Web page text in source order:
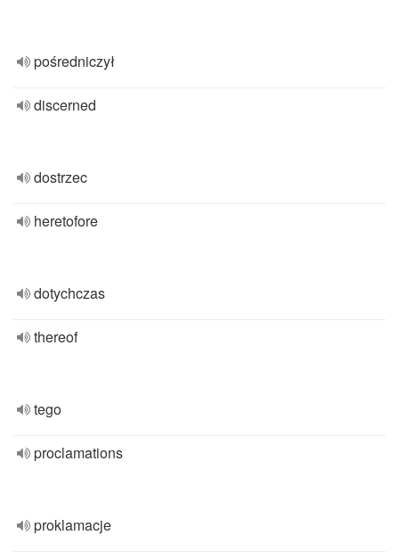
pośredniczył
discerned
dostrzec
heretofore
dotychczas
thereof
tego
proclamations
proklamacje